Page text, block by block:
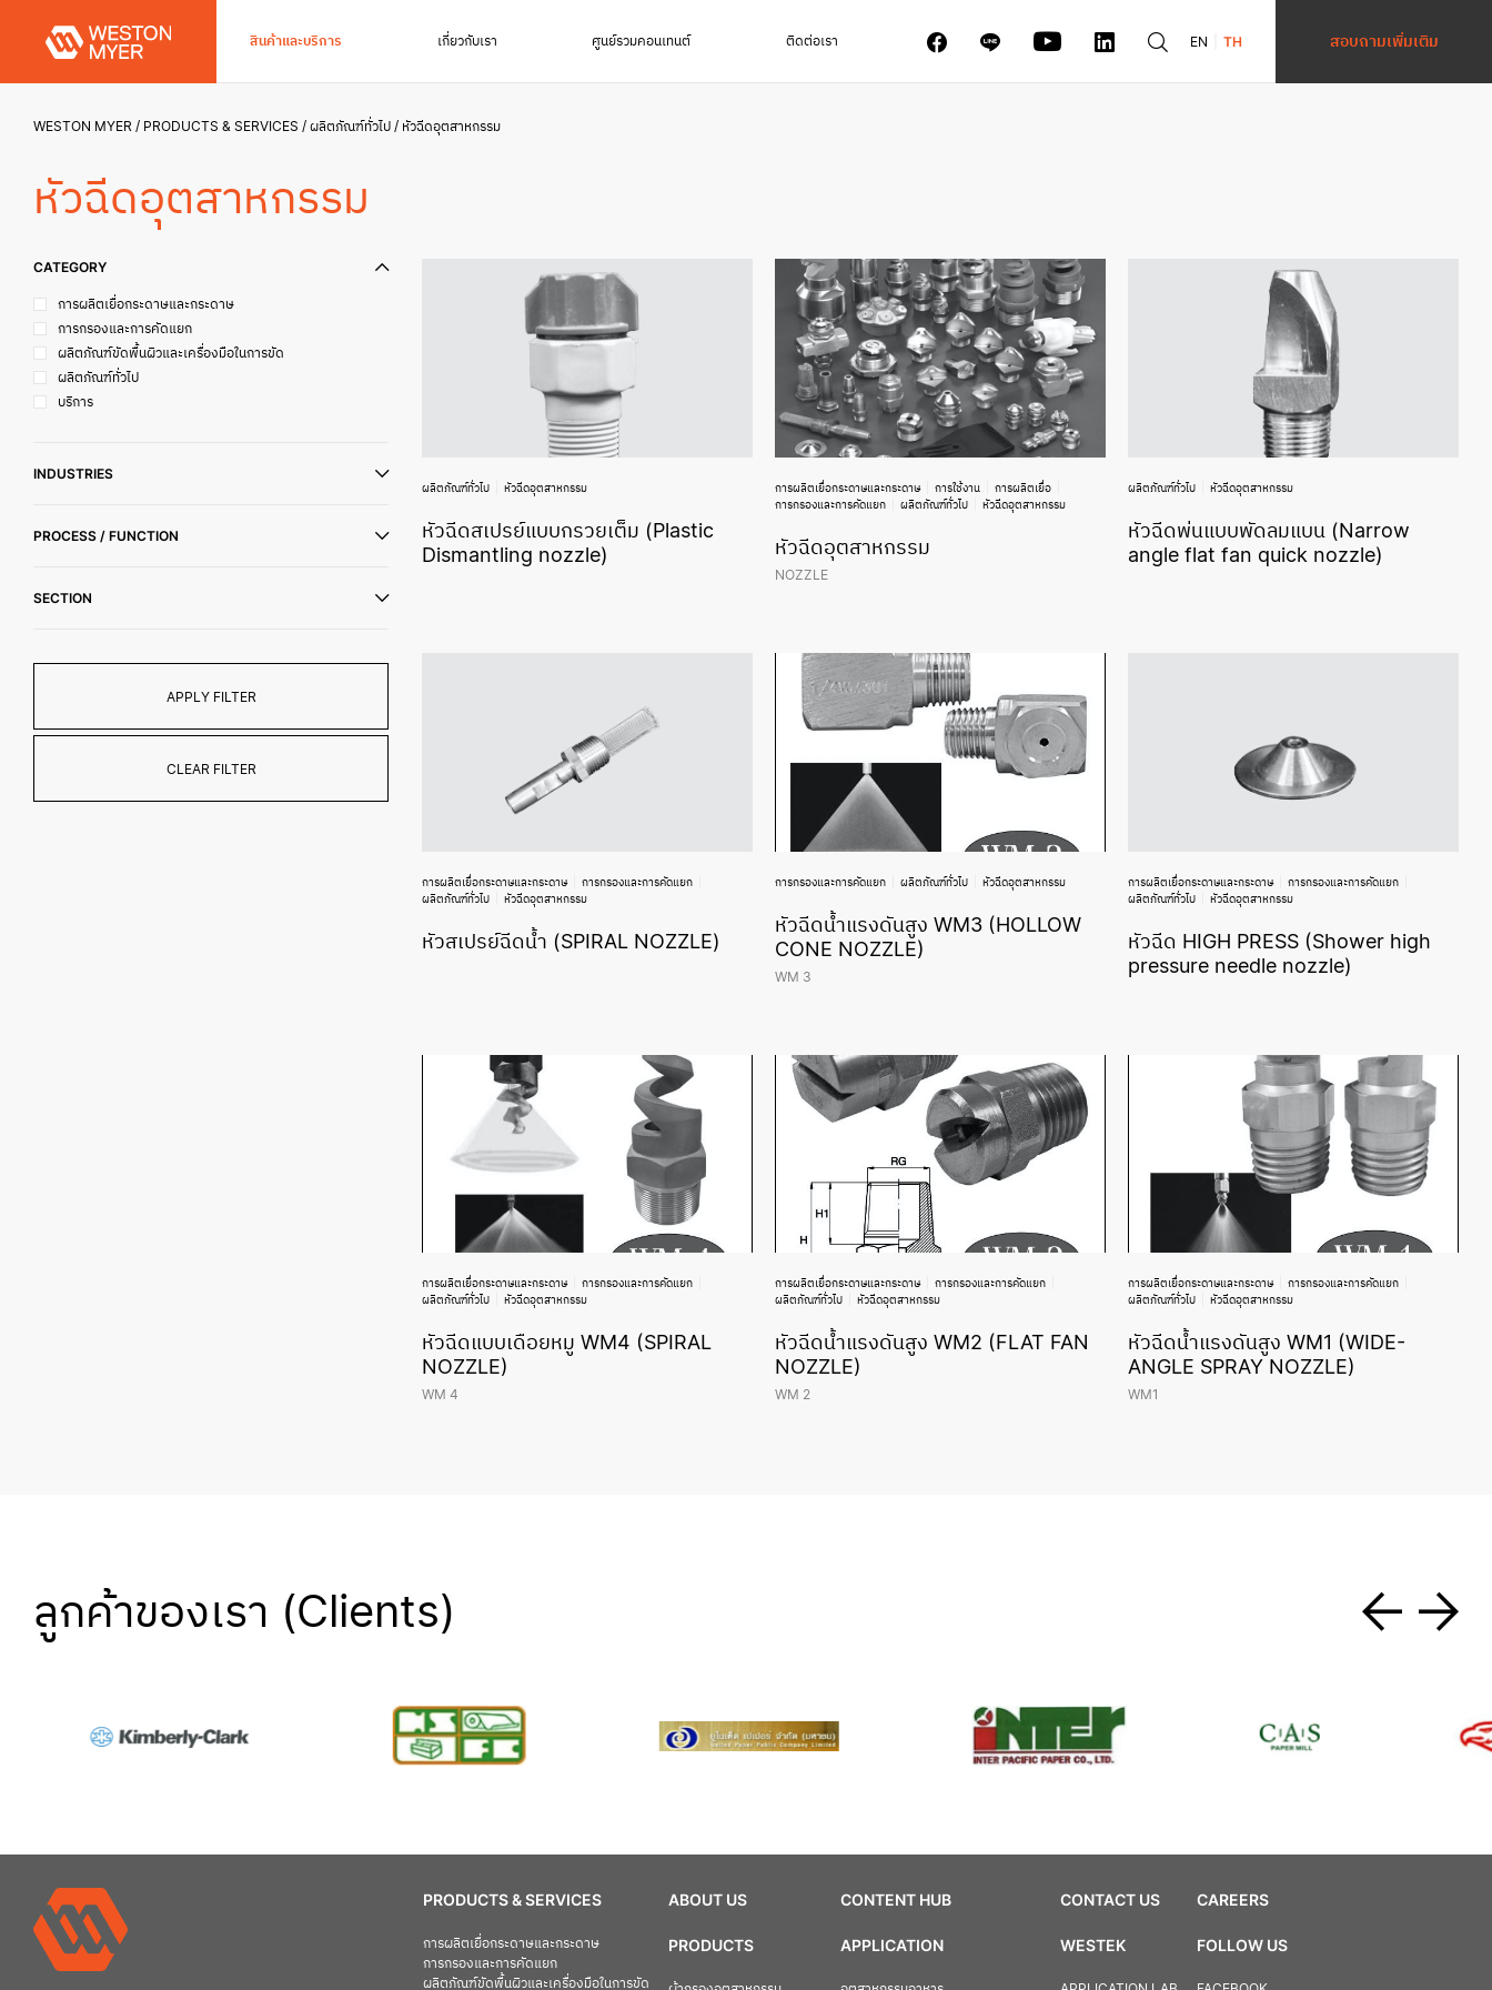
สินค้าและบริการ เกี่ยวกับเรา ศูนย์รวมคอนเทนต์ ติดต่อเรา EN TH สอบถามเพิ่มเติม
WESTON MYER PRODUCTS & SERVICES ผลิตภัณฑ์ทั่วไป หัวฉีดอุตสาหกรรม
หัวฉีดอุตสาหกรรม
CATEGORY
การผลิตเยื่อกระดาษและกระดาษ
การกรองและการคัดแยก
ผลิตภัณฑ์ขัดพื้นผิวและเครื่องมือในการขัด
ผลิตภัณฑ์ทั่วไป
บริการ
INDUSTRIES
PROCESS / FUNCTION
SECTION
APPLY FILTER
CLEAR FILTER
ผลิตภัณฑ์ทั่วไป หัวฉีดอุตสาหกรรม
หัวฉีดสเปรย์แบบกรวยเต็ม (Plastic
Dismantling nozzle)
การผลิตเยื่อกระดาษและกระดาษ การใช้งาน
การผลิตเยื่อ
การกรองและการคัดแยก
ผลิตภัณฑ์ทั่วไป หัวฉีดอุตสาหกรรม
หัวฉีดอุตสาหกรรม
NOZZLE
ผลิตภัณฑ์ทั่วไป หัวฉีดอุตสาหกรรม
หัวฉีดพ่นแบบพัดลมแบน (Narrow
angle flat fan quick nozzle)
การผลิตเยื่อกระดาษและกระดาษ
การกรองและการคัดแยก
ผลิตภัณฑ์ทั่วไป
หัวฉีดอุตสาหกรรม
หัวสเปรย์ฉีดน้ำ (SPIRAL NOZZLE)
การกรองและการคัดแยก ผลิตภัณฑ์ทั่วไป หัวฉีดอุตสาหกรรม
หัวฉีดน้ำแรงดันสูง WM3 (HOLLOW
CONE NOZZLE)
WM 3
การผลิตเยื่อกระดาษและกระดาษ
การกรองและการคัดแยก
ผลิตภัณฑ์ทั่วไป
หัวฉีดอุตสาหกรรม
หัวฉีด HIGH PRESS (Shower high
pressure needle nozzle)
การผลิตเยื่อกระดาษและกระดาษ
การกรองและการคัดแยก
ผลิตภัณฑ์ทั่วไป
หัวฉีดอุตสาหกรรม
หัวฉีดแบบเดือยหมู WM4 (SPIRAL
NOZZLE)
WM 4
การผลิตเยื่อกระดาษและกระดาษ
การกรองและการคัดแยก
ผลิตภัณฑ์ทั่วไป
หัวฉีดอุตสาหกรรม
หัวฉีดน้ำแรงดันสูง WM2 (FLAT FAN
NOZZLE)
WM 2
การผลิตเยื่อกระดาษและกระดาษ
การกรองและการคัดแยก
ผลิตภัณฑ์ทั่วไป
หัวฉีดอุตสาหกรรม
หัวฉีดน้ำแรงดันสูง WM1 (WIDE-
ANGLE SPRAY NOZZLE)
WM1
ลูกค้าของเรา (Clients)
PRODUCTS & SERVICES
การผลิตเยื่อกระดาษและกระดาษ
การกรองและการคัดแยก
ผลิตภัณฑ์ขัดพื้นผิวและเครื่องมือในการขัด
ABOUT US
PRODUCTS
CONTENT HUB
APPLICATION
CONTACT US
WESTEK
CAREERS
FOLLOW US